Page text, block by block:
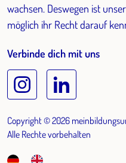
wachsen. Deswegen ist
möglich ihr Recht darauf
Verbinde dich mit uns
Copyright © 2026
Alle Rechte vorbehalten